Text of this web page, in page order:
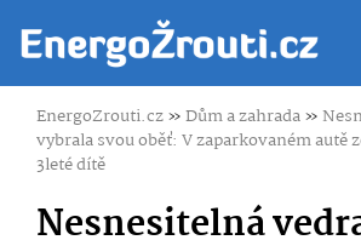
EnergoZrouti.cz»Dům a zahrada»
vybrala svou oběť: V zaparkovaném autě
3leté dítě
Nesnesitelná